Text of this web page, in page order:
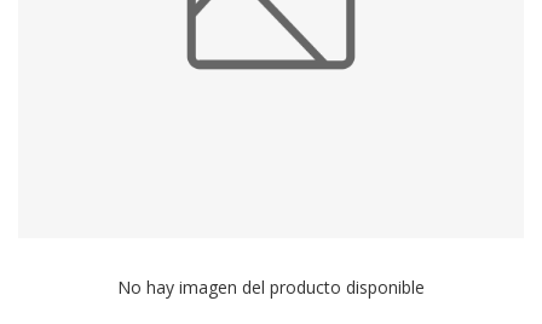
No hay imagen del producto disponible